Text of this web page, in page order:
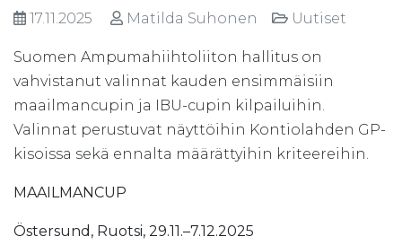
17.11.2025 Matilda Suhonen Uutiset
Suomen Ampumahiihtoliiton hallitus on
vahvistanut valinnat kauden ensimmäisiin
maailmancupin ja IBU-cupin kilpailuihin.
Valinnat perustuvat näyttöihin Kontiolahden GP-
kisoissa sekä ennalta määrättyihin kriteereihin.
MAAILMANCUP
Östersund, Ruotsi, 29.11.–7.12.2025